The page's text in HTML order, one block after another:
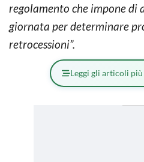
regolamento che impone di
giornata per determinare
retrocessioni”.
Leggi gli articoli